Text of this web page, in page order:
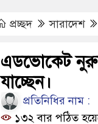
প্রচ্ছদ সারাদেশ
এডভোকেট
যাচ্ছেন।
প্রতিনিধির নাম :
১৩২ বার পঠিত